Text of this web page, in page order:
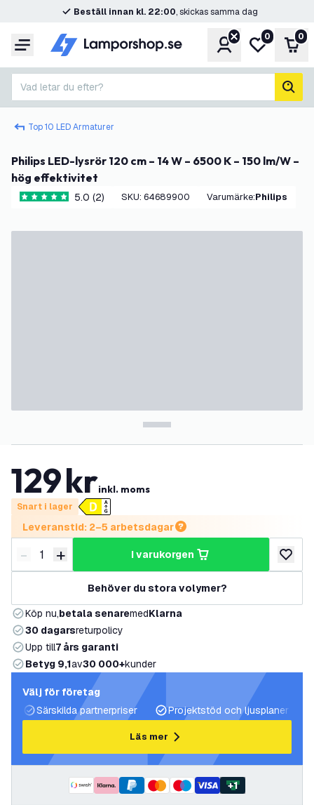
Beställ innan kl. 22:00, skickas samma dag
Meny KontoMin0 0
Vad letar du efter?
sök
Top 10 LED Armaturer
Philips LED-lysrör 120 cm – 14 W – 6500 K – 150 lm/W –
hög effektivitet
5 stjärnbetyg5.0 (2) SKU: 64689900 Varumärke: Philips
129krinkl. moms
Snart i lager
Leveranstid: 2–5 arbetsdagar
Minska antal
- Öka antal
+ i varukorgen
lägg
Behöver du stora volymer?
Köp nu,betala senaremedKlarna
30 dagarsreturpolicy
Upp till7 års garanti
Betyg 9,1av30 000+kunder
Välj för företag
Särskilda partnerpriser
Projektstöd och ljusplaner
Läs mer
+1